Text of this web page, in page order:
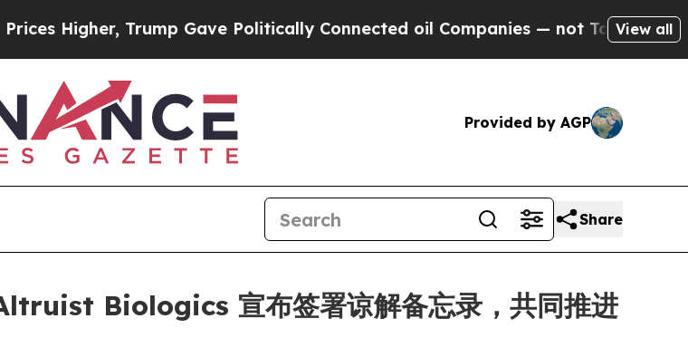
Trump Gave Politically Connected oil Companies — not Taxpayers — the
View all
Provided by AGP
Share
Biologics 宣布签署谅解备忘录，共同推进